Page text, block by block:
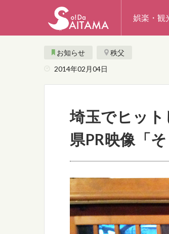
娯楽・観
お知らせ
秩父
2014年02月04日
埼玉でヒッ
県PR映像「